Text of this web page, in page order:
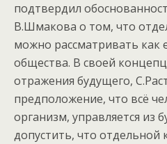
подтвердил
В.Шмакова о том, что
можно рассматривать как
общества. В своей
отражения будущего,
предположение, что всё
организм, управляется из
допустить, что отдельной